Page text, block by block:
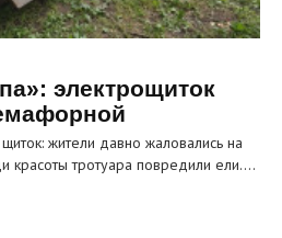
электрощиток
жители давно жаловались на
красоты тротуара повредили ели.…